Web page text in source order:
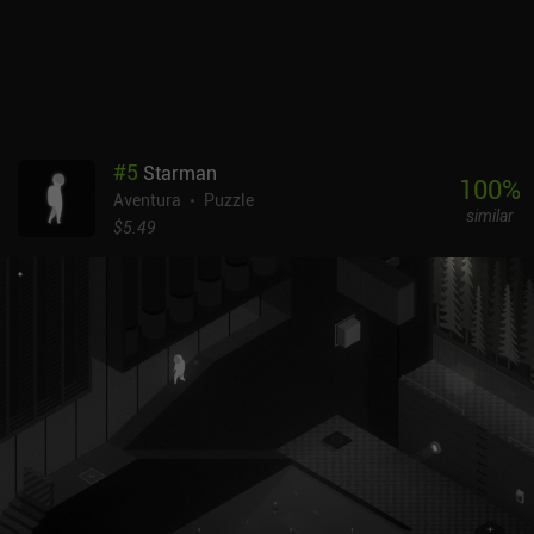
resolución de puzles, que seguro disfrutarán muchos aficionados
al género.
#5 Starman
Aventura
Puzzle
$5.49
100%
similar